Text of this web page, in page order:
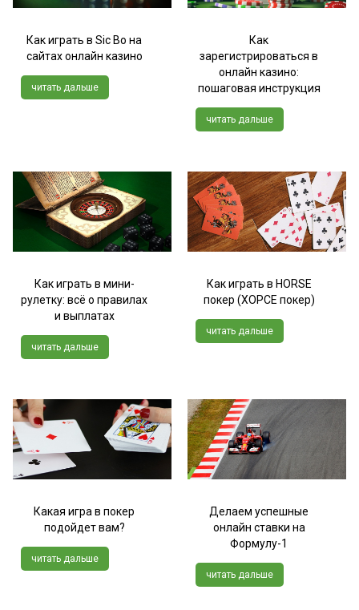
Как играть в Sic Bo на
сайтах онлайн казино
читать дальше
Как
зарегистрироваться в
онлайн казино:
пошаговая инструкция
читать дальше
Как играть в мини-
рулетку: всё о правилах
и выплатах
читать дальше
Как играть в HORSE
покер (ХОРСЕ покер)
читать дальше
Какая игра в покер
подойдет вам?
читать дальше
Делаем успешные
онлайн ставки на
Формулу-1
читать дальше